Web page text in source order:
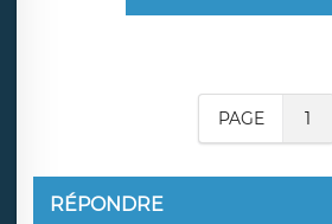
PAGE 1
RÉPONDRE